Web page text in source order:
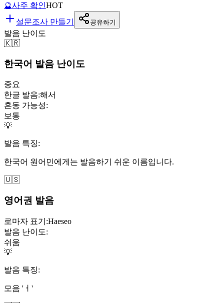
🔮사주 확인HOT
설문조사 만들기
공유하기
발음 난이도
🇰🇷
한국어 발음 난이도
중요
한글 발음:해서
혼동 가능성:
보통
💡
발음 특징:
한국어 원어민에게는 발음하기 쉬운 이름입니다.
🇺🇸
영어권 발음
로마자 표기:Haeseo
발음 난이도:
쉬움
💡
발음 특징:
모음 'ㅓ'